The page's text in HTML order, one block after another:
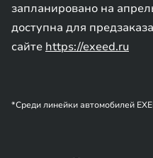
запланировано на
доступна для
сайте https://exeed.ru
*Среди линейки автомобилей